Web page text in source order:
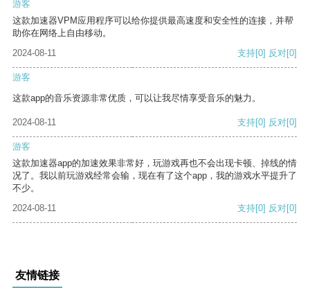
游客
这款加速器VPM应用程序可以给你提供最高速度和安全性的连接，并帮
助你在网络上自由移动。
2024-08-11
支持[0] 反对[0]
游客
这款app的音乐资源非常优质，可以让我尽情享受音乐的魅力。
2024-08-11 支持[0] 反对[0]
游客
这款加速器app的加速效果非常好，玩游戏再也不会出现卡顿、掉线的情
况了。我以前玩游戏经常会输，现在有了这个app，我的游戏水平提升了
不少。
2024-08-11
支持[0] 反对[0]
友情链接